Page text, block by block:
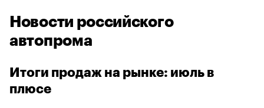
Новости российского
автопрома
Итоги продаж на рынке: июль в
плюсе